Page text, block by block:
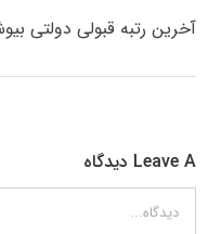
آخرین رتبه قبولی دولتی
Leave A دیدگاه
دیدگاه